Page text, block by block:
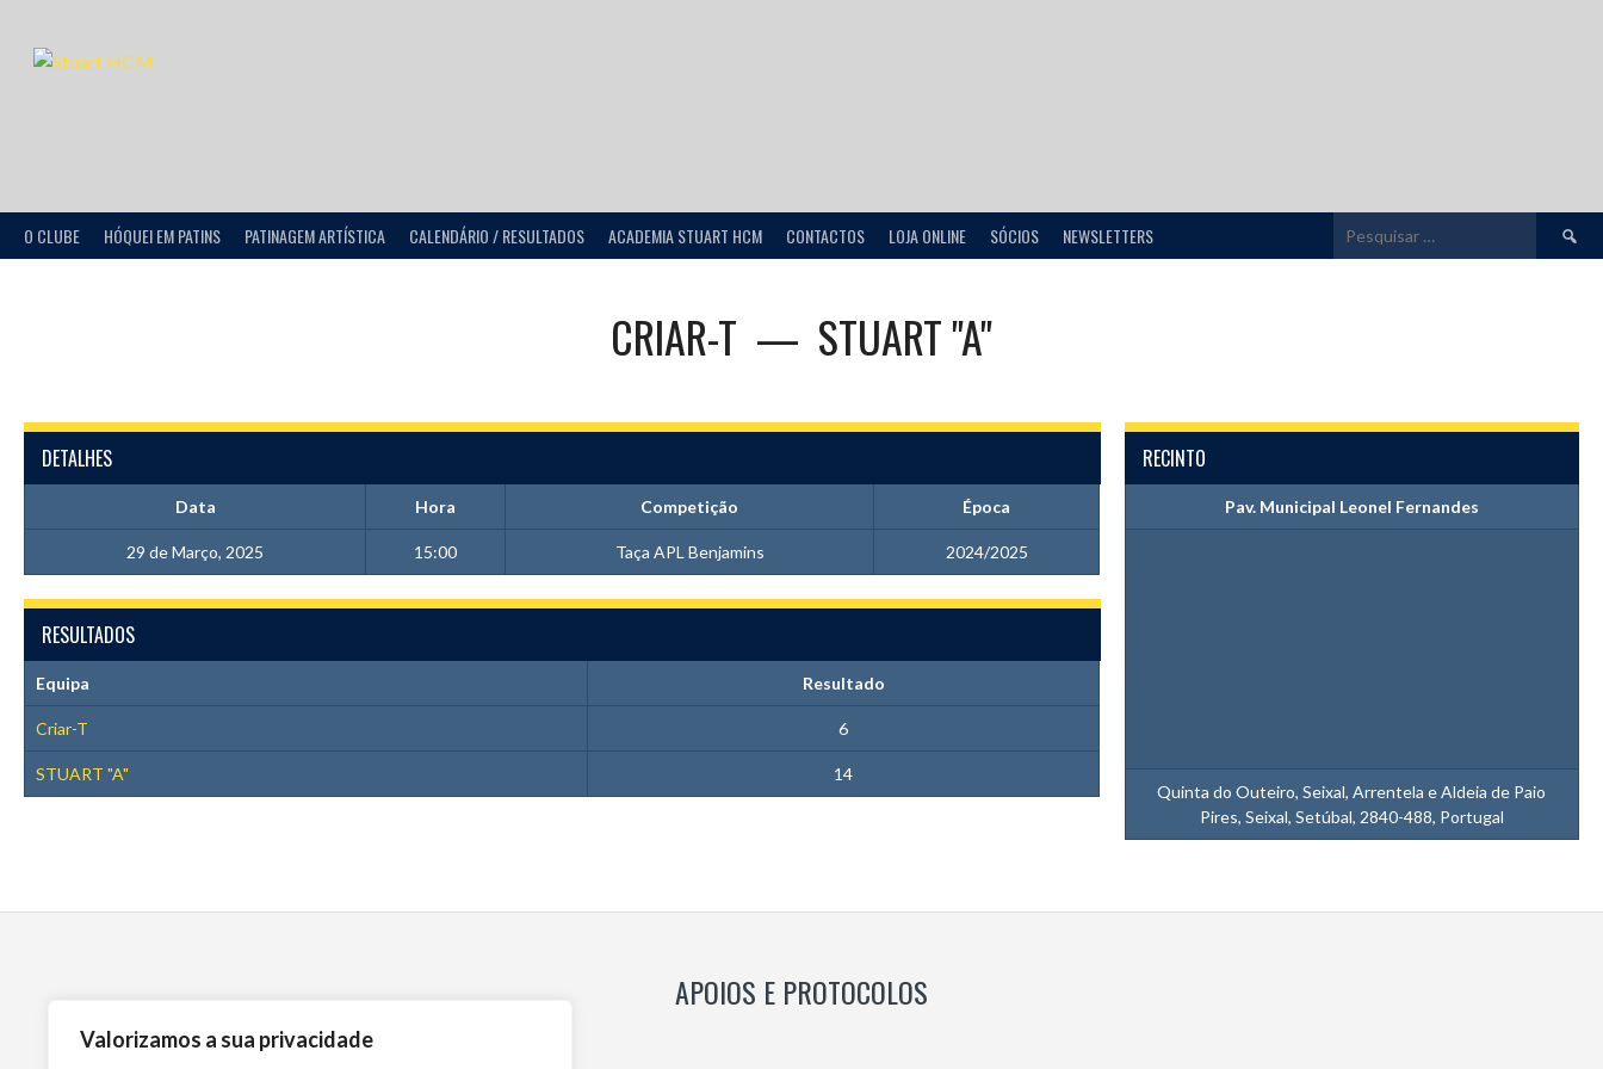
Valorizamos a sua privacidade
O CLUBE HÓQUEI EM PATINS PATINAGEM ARTÍSTICA CALENDÁRIO / RESULTADOS ACADEMIA STUART HCM CONTACTOS LOJA ONLINE SÓCIOS NEWSLETTERS
por:
CRIAR-T — STUART "A"
DETALHES
Data Hora Competição Época
29 de Março, 2025 15:00 Taça APL Benjamins 2024/2025
RECINTO
Pav. Municipal Leonel Fernandes
Quinta do Outeiro, Seixal, Arrentela e Aldeia de Paio
Pires, Seixal, Setúbal, 2840-488, Portugal
RESULTADOS
Equipa Resultado
Criar-T 6
STUART "A" 14
APOIOS E PROTOCOLOS